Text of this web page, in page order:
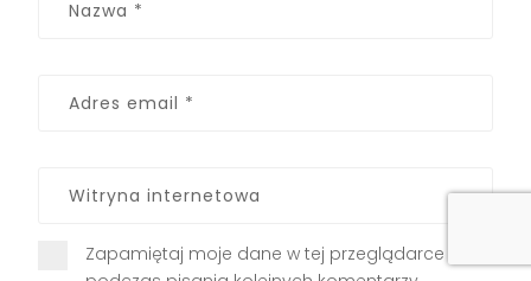
Zapamiętaj moje dane w tej przeglądarce